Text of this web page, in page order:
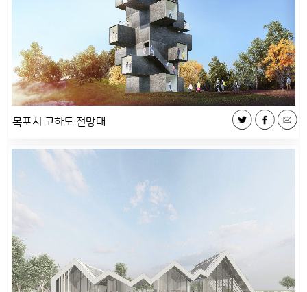
목포시 고하도 전망대